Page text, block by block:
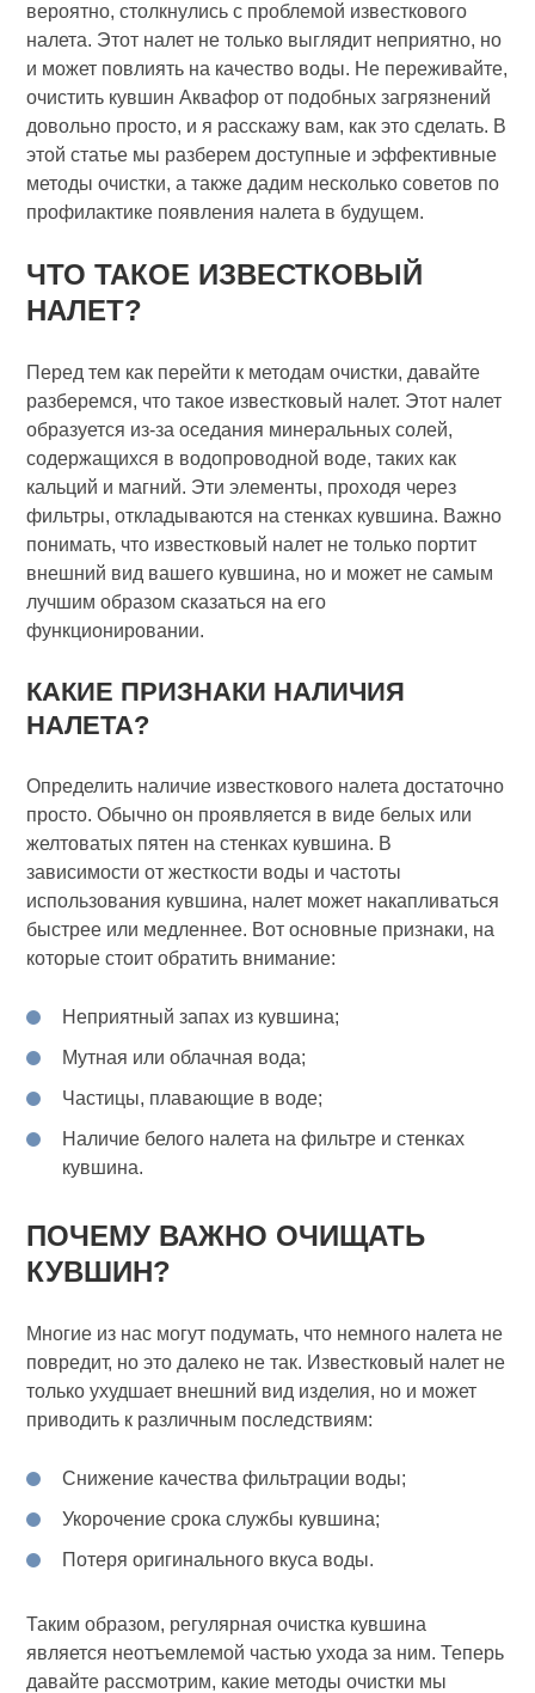
вероятно, столкнулись с проблемой известкового
налета. Этот налет не только выглядит неприятно, но
и может повлиять на качество воды. Не переживайте,
очистить кувшин Аквафор от подобных загрязнений
довольно просто, и я расскажу вам, как это сделать. В
этой статье мы разберем доступные и эффективные
методы очистки, а также дадим несколько советов по
профилактике появления налета в будущем.
ЧТО ТАКОЕ ИЗВЕСТКОВЫЙ
НАЛЕТ?
Перед тем как перейти к методам очистки, давайте
разберемся, что такое известковый налет. Этот налет
образуется из-за оседания минеральных солей,
содержащихся в водопроводной воде, таких как
кальций и магний. Эти элементы, проходя через
фильтры, откладываются на стенках кувшина. Важно
понимать, что известковый налет не только портит
внешний вид вашего кувшина, но и может не самым
лучшим образом сказаться на его
функционировании.
КАКИЕ ПРИЗНАКИ НАЛИЧИЯ
НАЛЕТА?
Определить наличие известкового налета достаточно
просто. Обычно он проявляется в виде белых или
желтоватых пятен на стенках кувшина. В
зависимости от жесткости воды и частоты
использования кувшина, налет может накапливаться
быстрее или медленнее. Вот основные признаки, на
которые стоит обратить внимание:
Неприятный запах из кувшина;
Мутная или облачная вода;
Частицы, плавающие в воде;
Наличие белого налета на фильтре и стенках
кувшина.
ПОЧЕМУ ВАЖНО ОЧИЩАТЬ
КУВШИН?
Многие из нас могут подумать, что немного налета не
повредит, но это далеко не так. Известковый налет не
только ухудшает внешний вид изделия, но и может
приводить к различным последствиям:
Снижение качества фильтрации воды;
Укорочение срока службы кувшина;
Потеря оригинального вкуса воды.
Таким образом, регулярная очистка кувшина
является неотъемлемой частью ухода за ним. Теперь
давайте рассмотрим, какие методы очистки мы